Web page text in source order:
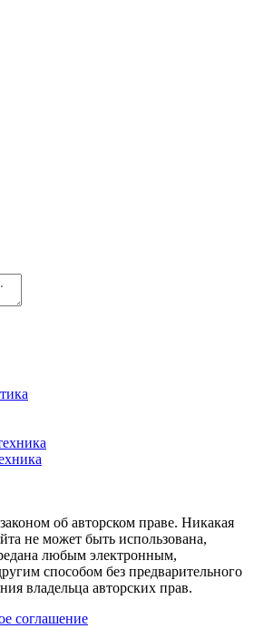
об авторском праве. Никакая
не может быть использована,
любым электронным,
способом без предварительного
владельца авторских прав.
соглашение